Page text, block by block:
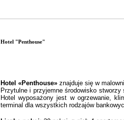
Hotel "Penthouse"
Hotel «Penthouse» znajduje się w
Przytulne i przyjemne środowisko
Hotel wyposażony jest w ogrzewanie,
terminal dla wszystkich rodzajów